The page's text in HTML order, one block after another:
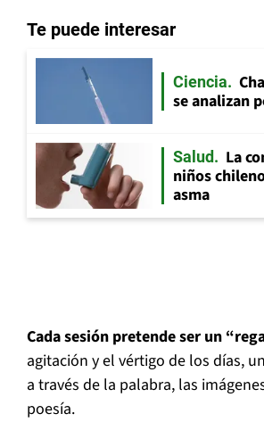
Te puede interesar
Ciencia
se analizan
Salud
La
niños
asma
Cada sesión pretende ser un
agitación y el vértigo de los días,
a través de la palabra, las
poesía.